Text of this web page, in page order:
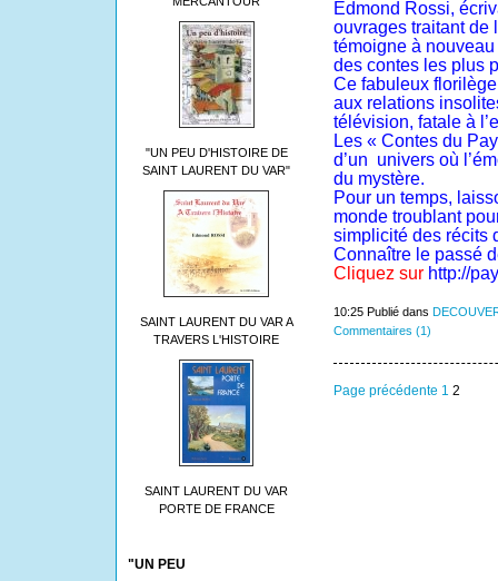
"UN PEU D'HISTOIRE DE
SAINT LAURENT DU VAR"
SAINT LAURENT DU VAR A
TRAVERS L'HISTOIRE
SAINT LAURENT DU VAR
PORTE DE FRANCE
"UN PEU
Edmond Rossi,
ouvrages traitant de
témoigne à
des contes les plus
Ce fabuleux
aux relations
télévision, fatale à
Les « Contes du
d’un univers où
du mystère.
Pour un temps,
monde troublant
simplicité des récits
Connaître le passé
Cliquez sur http://
10:25 Publié dans
Commentaires (1)
Page précédente 1 2